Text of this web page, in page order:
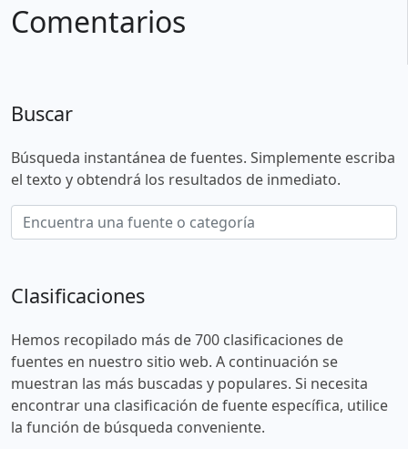
Comentarios
Buscar
Búsqueda instantánea de fuentes. Simplemente escriba
el texto y obtendrá los resultados de inmediato.
Clasificaciones
Hemos recopilado más de 700 clasificaciones de
fuentes en nuestro sitio web. A continuación se
muestran las más buscadas y populares. Si necesita
encontrar una clasificación de fuente específica, utilice
la función de búsqueda conveniente.